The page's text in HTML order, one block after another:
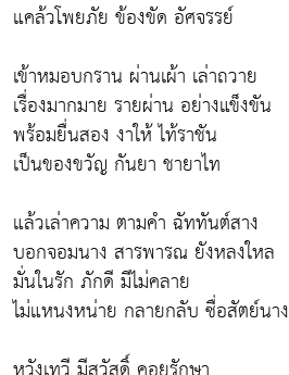
แคล้วโพยภัย ข้องขัด อัศจรรย์
เข้าหมอบกราน ผ่านเผ้า เล่าถวาย
เรื่องมากมาย รายผ่าน อย่างแข็งขัน
พร้อมยื่นสอง งาให้ ไท้ราชัน
เป็นของขวัญ กันยา ชายาไท
แล้วเล่าความ ตามคำ ฉัททันต์สาง
บอกจอมนาง สารพารณ ยังหลงใหล
มั่นในรัก ภักดี มีไม่คลาย
ไม่แหนงหน่าย กลายกลับ ซื่อสัตย์นาง